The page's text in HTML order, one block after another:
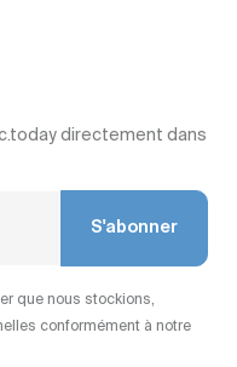
directement dans
S'abonner
que nous stockions,
conformément à notre